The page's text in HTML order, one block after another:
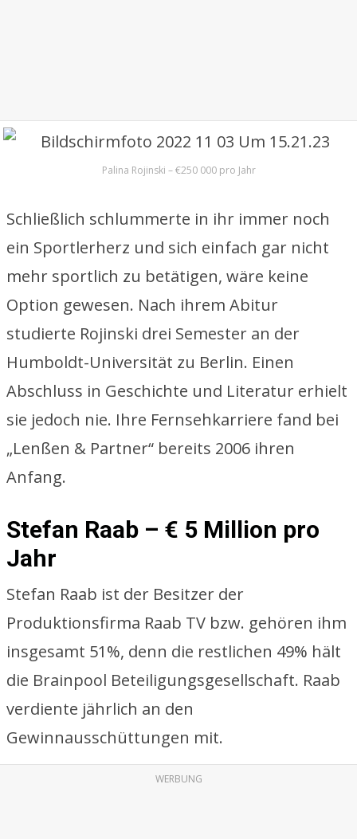
Palina Rojinski – €250 000 pro Jahr
Schließlich schlummerte in ihr immer noch
ein Sportlerherz und sich einfach gar nicht
mehr sportlich zu betätigen, wäre keine
Option gewesen. Nach ihrem Abitur
studierte Rojinski drei Semester an der
Humboldt-Universität zu Berlin. Einen
Abschluss in Geschichte und Literatur erhielt
sie jedoch nie. Ihre Fernsehkarriere fand bei
„Lenßen & Partner“ bereits 2006 ihren
Anfang.
Stefan Raab – € 5 Million pro
Jahr
Stefan Raab ist der Besitzer der
Produktionsfirma Raab TV bzw. gehören ihm
insgesamt 51%, denn die restlichen 49% hält
die Brainpool Beteiligungsgesellschaft. Raab
verdiente jährlich an den
Gewinnausschüttungen mit.
WERBUNG